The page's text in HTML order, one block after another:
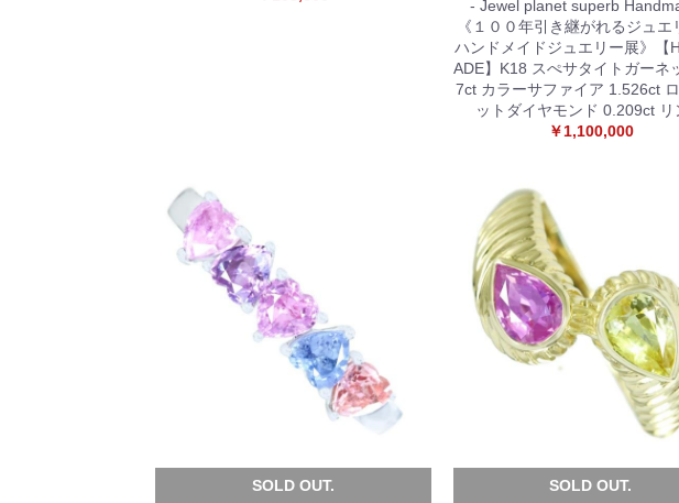
- Jewel planet superb
《１００年引き継がれるジュエ
ハンドメイドジュエリー展》【
ADE】K18 スぺサタイトガーネ
7ct カラーサファイア 1.526ct
ットダイヤモンド 0.209ct リ
￥1,100,000
SOLD OUT. SOLD OUT.